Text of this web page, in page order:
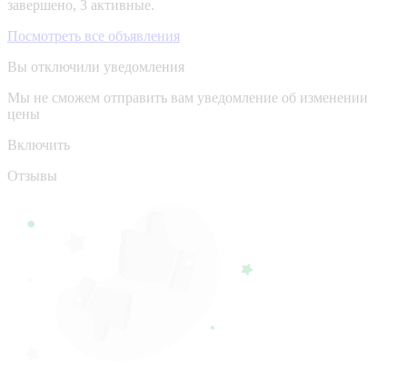
завершено, 3 активные.
Посмотреть все объявления
Вы отключили уведомления
Мы не сможем отправить вам уведомление об изменении
цены
Включить
Отзывы